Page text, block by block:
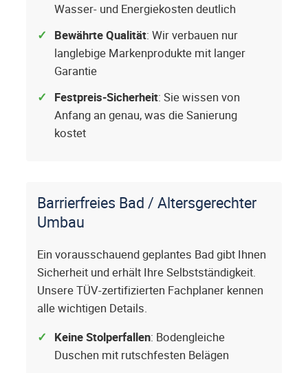
Wasser- und Energiekosten deutlich
Bewährte Qualität: Wir verbauen nur
langlebige Markenprodukte mit langer
Garantie
Festpreis-Sicherheit: Sie wissen von
Anfang an genau, was die Sanierung
kostet
Barrierfreies Bad / Altersgerechter
Umbau
Ein vorausschauend geplantes Bad gibt Ihnen
Sicherheit und erhält Ihre Selbstständigkeit.
Unsere TÜV-zertifizierten Fachplaner kennen
alle wichtigen Details.
Keine Stolperfallen: Bodengleiche
Duschen mit rutschfesten Belägen